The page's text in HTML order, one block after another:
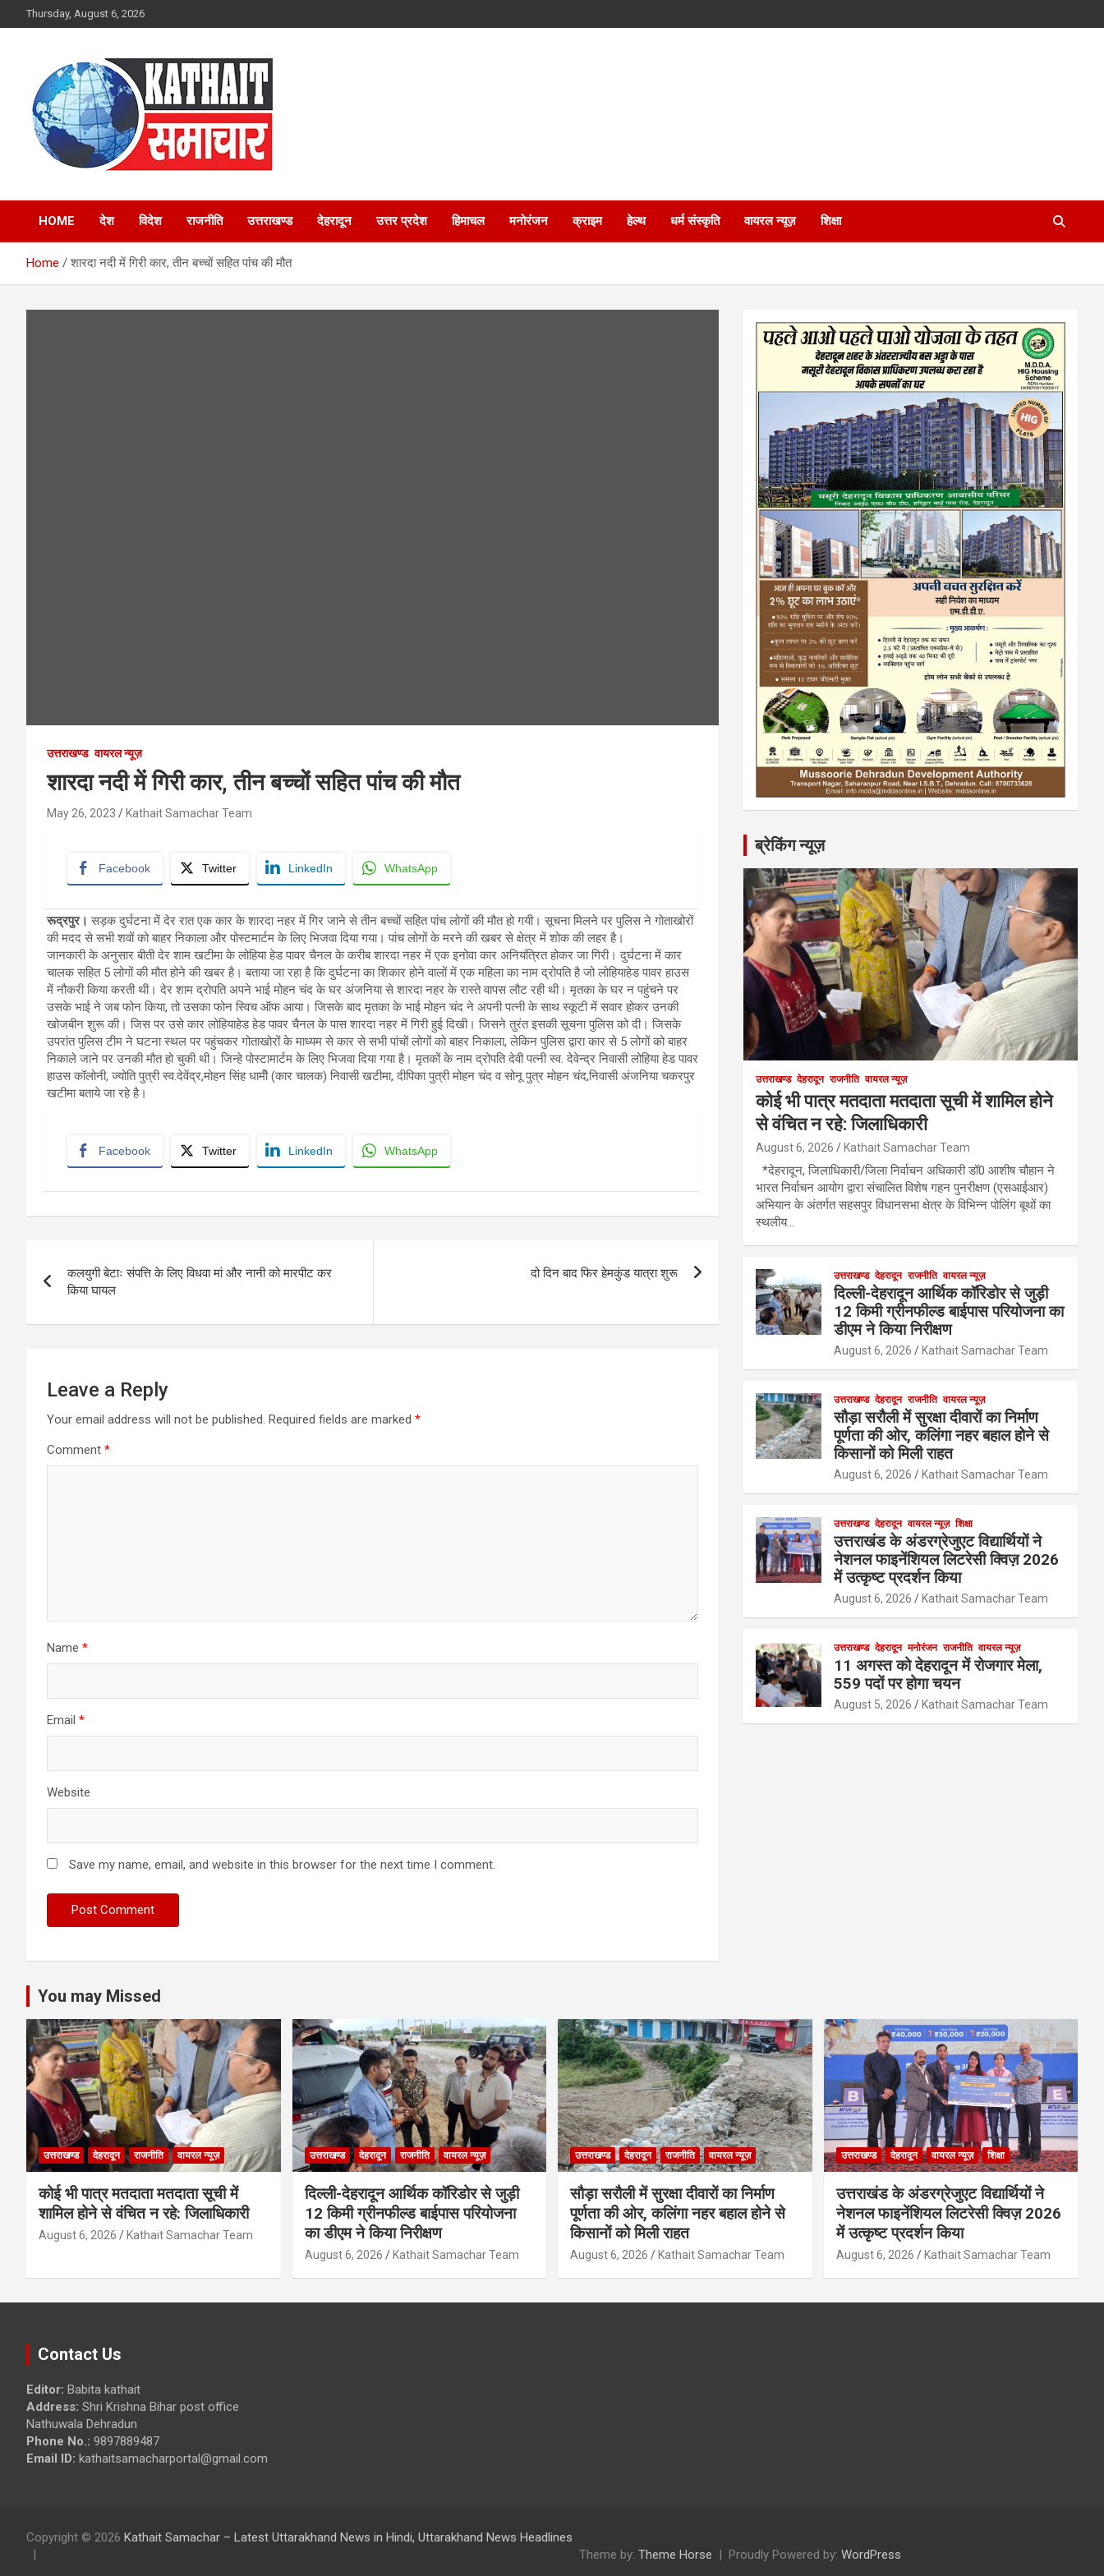
to
Thursday, August 6, 2026
Kathait Samachar –
Latest Uttarakhand
News in Hindi,
HOME देश विदेश राजनीति उत्तराखण्ड देहरादून उत्तर प्रदेश हिमाचल मनोरंजन क्राइम हेल्थ धर्म संस्कृति वायरल न्यूज़ शिक्षा
Home शारदा नदी में गिरी कार, तीन बच्चों सहित पांच की मौत
उत्तराखण्ड वायरल न्यूज़
शारदा नदी में गिरी कार, तीन बच्चों सहित पांच की मौत
May 26, 2023 Kathait Samachar Team
Facebook Twitter LinkedIn WhatsApp
रूद्रपुर। सड़क दुर्घटना में देर रात एक कार के शारदा नहर में गिर जाने से तीन बच्चों सहित पांच लोगों की मौत हो गयी। सूचना मिलने पर पुलिस ने गोताखोरों
की मदद से सभी शवों को बाहर निकाला और पोस्टमार्टम के लिए भिजवा दिया गया। पांच लोगों के मरने की खबर से क्षेत्र में शोक की लहर है।
जानकारी के अनुसार बीती देर शाम खटीमा के लोहिया हेड पावर चैनल के करीब शारदा नहर में एक इनोवा कार अनियंत्रित होकर जा गिरी। दुर्घटना में कार
चालक सहित 5 लोगों की मौत होने की खबर है। बताया जा रहा है कि दुर्घटना का शिकार होने वालों में एक महिला का नाम द्रोपति है जो लोहियाहेड पावर हाउस
में नौकरी किया करती थी। देर शाम द्रोपति अपने भाई मोहन चंद के घर अंजनिया से शारदा नहर के रास्ते वापस लौट रही थी। मृतका के घर न पहुंचने पर
उसके भाई ने जब फोन किया, तो उसका फोन स्विच ऑफ आया। जिसके बाद मृतका के भाई मोहन चंद ने अपनी पत्नी के साथ स्कूटी में सवार होकर उनकी
खोजबीन शुरू की। जिस पर उसे कार लोहियाहेड हेड पावर चैनल के पास शारदा नहर में गिरी हुई दिखी। जिसने तुरंत इसकी सूचना पुलिस को दी। जिसके
उपरांत पुलिस टीम ने घटना स्थल पर पहुंचकर गोताखोरों के माध्यम से कार से सभी पांचों लोगों को बाहर निकाला, लेकिन पुलिस द्वारा कार से 5 लोगों को बाहर
निकाले जाने पर उनकी मौत हो चुकी थी। जिन्हे पोस्टामार्टम के लिए भिजवा दिया गया है। मृतकों के नाम द्रोपति देवी पत्नी स्व. देवेन्द्र निवासी लोहिया हेड पावर
हाउस कॉलोनी, ज्योति पुत्री स्व.देवेंद्र,मोहन सिंह धामीे (कार चालक) निवासी खटीमा, दीपिका पुत्री मोहन चंद व सोनू पुत्र मोहन चंद,निवासी अंजनिया चकरपुर
खटीमा बताये जा रहे है।
Facebook Twitter LinkedIn WhatsApp
navigation
कलयुगी बेटाः संपत्ति के लिए विधवा मां और नानी को मारपीट कर
किया घायल
दो दिन बाद फिर हेमकुंड यात्रा शुरू
Leave a Reply
Your email address will not be published. Required fields are marked *
Comment *
Name *
Email *
Website
Save my name, email, and website in this browser for the next time I comment.
ब्रेकिंग न्यूज़
उत्तराखण्ड देहरादून राजनीति वायरल न्यूज़
कोई भी पात्र मतदाता मतदाता सूची में शामिल होने
से वंचित न रहे: जिलाधिकारी
August 6, 2026 Kathait Samachar Team
*देहरादून, जिलाधिकारी/जिला निर्वाचन अधिकारी डॉ0 आशीष चौहान ने
भारत निर्वाचन आयोग द्वारा संचालित विशेष गहन पुनरीक्षण (एसआईआर)
अभियान के अंतर्गत सहसपुर विधानसभा क्षेत्र के विभिन्न पोलिंग बूथों का
स्थलीय…
उत्तराखण्ड देहरादून राजनीति वायरल न्यूज़
दिल्ली-देहरादून आर्थिक कॉरिडोर से जुड़ी
12 किमी ग्रीनफील्ड बाईपास परियोजना का
डीएम ने किया निरीक्षण
August 6, 2026 Kathait Samachar Team
उत्तराखण्ड देहरादून राजनीति वायरल न्यूज़
सौड़ा सरौली में सुरक्षा दीवारों का निर्माण
पूर्णता की ओर, कलिंगा नहर बहाल होने से
किसानों को मिली राहत
August 6, 2026 Kathait Samachar Team
उत्तराखण्ड देहरादून वायरल न्यूज़ शिक्षा
उत्तराखंड के अंडरग्रेजुएट विद्यार्थियों ने
नेशनल फाइनेंशियल लिटरेसी क्विज़ 2026
में उत्कृष्ट प्रदर्शन किया
August 6, 2026 Kathait Samachar Team
उत्तराखण्ड देहरादून मनोरंजन राजनीति वायरल न्यूज़
11 अगस्त को देहरादून में रोजगार मेला,
559 पदों पर होगा चयन
August 5, 2026 Kathait Samachar Team
You may Missed
उत्तराखण्ड देहरादून राजनीति वायरल न्यूज़
कोई भी पात्र मतदाता मतदाता सूची में
शामिल होने से वंचित न रहे: जिलाधिकारी
August 6, 2026 Kathait Samachar Team
उत्तराखण्ड देहरादून राजनीति वायरल न्यूज़
दिल्ली-देहरादून आर्थिक कॉरिडोर से जुड़ी
12 किमी ग्रीनफील्ड बाईपास परियोजना
का डीएम ने किया निरीक्षण
August 6, 2026 Kathait Samachar Team
उत्तराखण्ड देहरादून राजनीति वायरल न्यूज़
सौड़ा सरौली में सुरक्षा दीवारों का निर्माण
पूर्णता की ओर, कलिंगा नहर बहाल होने से
किसानों को मिली राहत
August 6, 2026 Kathait Samachar Team
उत्तराखण्ड देहरादून वायरल न्यूज़ शिक्षा
उत्तराखंड के अंडरग्रेजुएट विद्यार्थियों ने
नेशनल फाइनेंशियल लिटरेसी क्विज़ 2026
में उत्कृष्ट प्रदर्शन किया
August 6, 2026 Kathait Samachar Team
Contact Us
Editor: Babita kathait
Address: Shri Krishna Bihar post office
Nathuwala Dehradun
Phone No.: 9897889487
Email ID: kathaitsamacharportal@gmail.com
Copyright © 2026 Kathait Samachar – Latest Uttarakhand News in Hindi, Uttarakhand News Headlines
Theme by: Theme Horse Proudly Powered by: WordPress